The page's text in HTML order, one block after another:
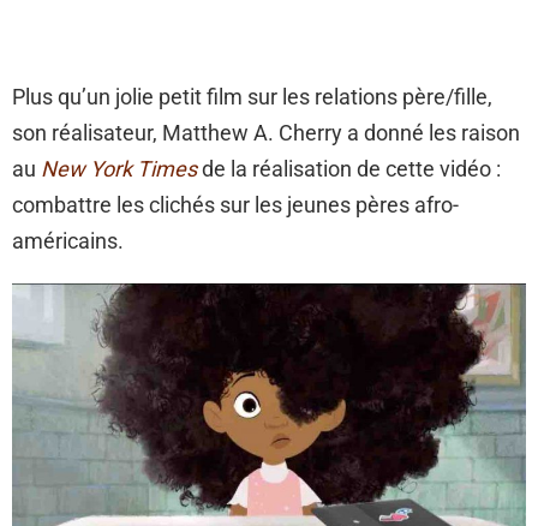
Plus qu’un jolie petit film sur les relations père/fille,
son réalisateur, Matthew A. Cherry a donné les raison
au New York Timesde la réalisation de cette vidéo :
combattre les clichés sur les jeunes pères afro-
américains.